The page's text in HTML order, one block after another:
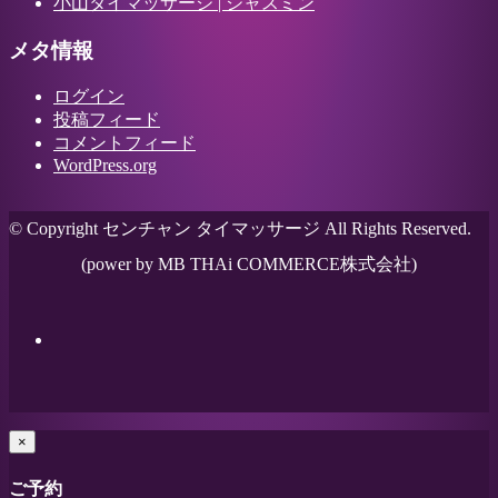
メタ情報
ログイン
投稿フィード
コメントフィード
WordPress.org
© Copyright センチャン タイマッサージ All Rights Reserved.
(power by MB THAi COMMERCE株式会社)
×
ご予約